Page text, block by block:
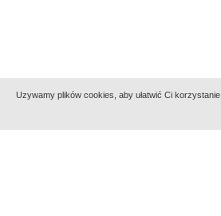
Indeksy: aktywności
Uzywamy plików cookies, aby ułatwić Ci